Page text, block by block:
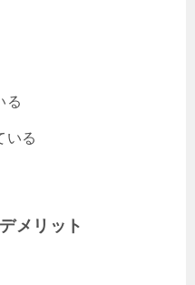
る
いる
メリット